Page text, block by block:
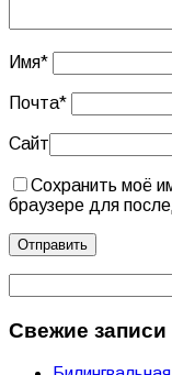
Имя*
Почта*
Сайт
Сохранить моё
браузере для
Свежие записи